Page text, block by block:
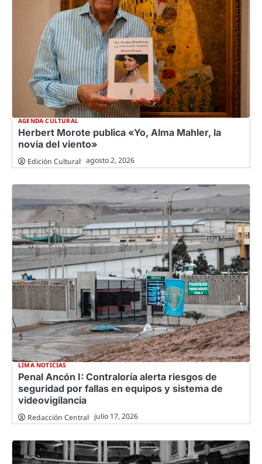
AGENDA CULTURAL
Herbert Morote publica «Yo, Alma Mahler, la
novia del viento»
Edición Cultural agosto 2, 2026
LIMA NOTICIAS
Penal Ancón I: Contraloría alerta riesgos de
seguridad por fallas en equipos y sistema de
videovigilancia
Redacción Central julio 17, 2026